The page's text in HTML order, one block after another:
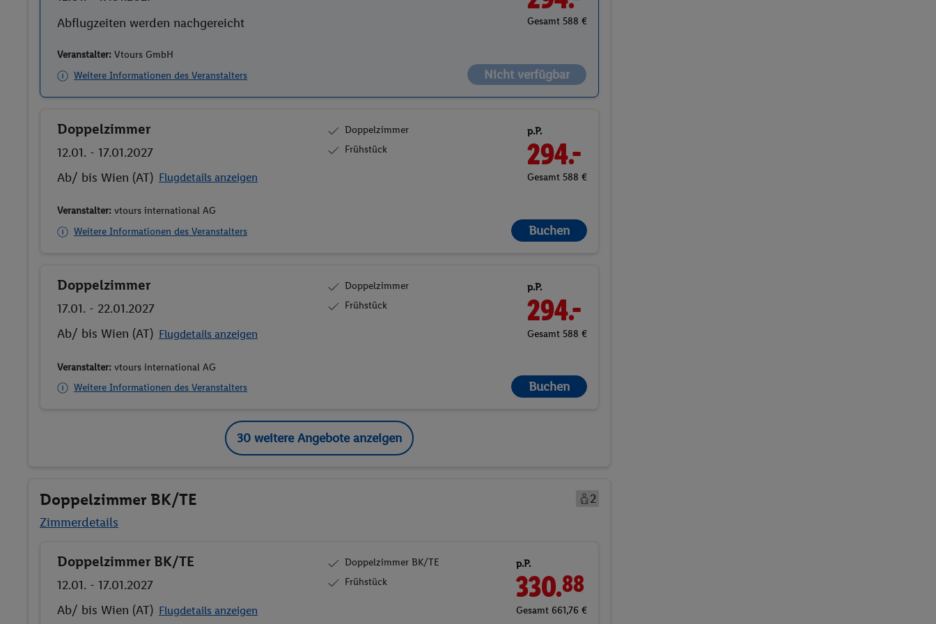
Abflugzeiten werden nachgereicht
Gesamt 588 €
Veranstalter: Vtours GmbH
Weitere Informationen des Veranstalters
Nicht verfügbar
Buchen
Doppelzimmer
12.01. - 17.01.2027
Ab/ bis Wien (AT) Flugdetails anzeigen
Doppelzimmer
Frühstück
p.P.
294.-
Gesamt 588 €
Veranstalter: vtours international AG
Weitere Informationen des Veranstalters
Buchen
Buchen
Doppelzimmer
17.01. - 22.01.2027
Ab/ bis Wien (AT) Flugdetails anzeigen
Doppelzimmer
Frühstück
p.P.
294.-
Gesamt 588 €
Veranstalter: vtours international AG
Weitere Informationen des Veranstalters
Buchen
30 weitere Angebote anzeigen
Doppelzimmer BK/TE
2
Zimmerdetails
Buchen
Doppelzimmer BK/TE
12.01. - 17.01.2027
Ab/ bis Wien (AT) Flugdetails anzeigen
Doppelzimmer BK/TE
Frühstück
p.P.
330.88
Gesamt 661,76 €